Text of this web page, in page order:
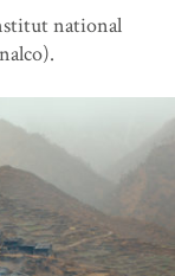
national